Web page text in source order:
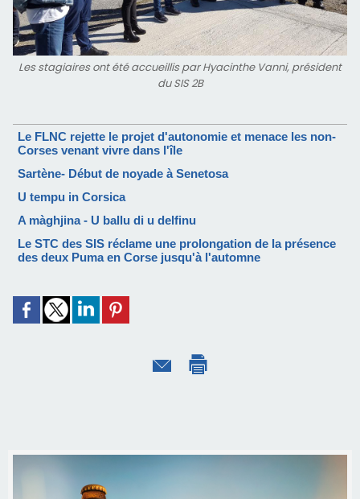
Les stagiaires ont été accueillis par Hyacinthe Vanni, président
du SIS 2B
Le FLNC rejette le projet d'autonomie et menace les non-
Corses venant vivre dans l'île
Sartène- Début de noyade à Senetosa
U tempu in Corsica
A màghjina - U ballu di u delfinu
Le STC des SIS réclame une prolongation de la présence
des deux Puma en Corse jusqu'à l'automne